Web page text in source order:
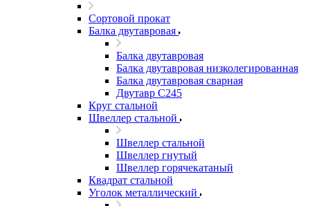
Сортовой прокат
Балка двутавровая
Балка двутавровая
Балка двутавровая низколегированная
Балка двутавровая сварная
Двутавр С245
Круг стальной
Швеллер стальной
Швеллер стальной
Швеллер гнутый
Швеллер горячекатаный
Квадрат стальной
Уголок металлический